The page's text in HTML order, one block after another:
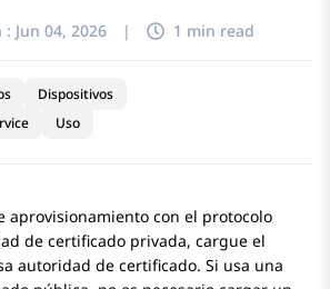
: Jun 04, 2026 | 1 min read
Dispositivos
Uso
aprovisionamiento con el protocolo
de certificado privada, cargue el
autoridad de certificado. Si usa una